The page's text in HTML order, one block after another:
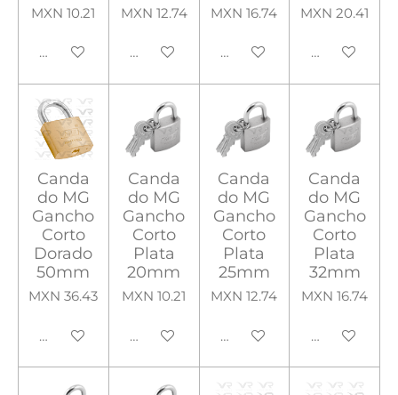
MXN 10.21
Añadir al carrito
MXN 12.74
Añadir al carrito
MXN 16.74
Añadir al carrito
MXN 20.41
Añadir al
Canda
do MG
Gancho
Corto
Dorado
50mm
MXN 36.43
Añadir al carrito
Canda
do MG
Gancho
Corto
Plata
20mm
MXN 10.21
Añadir al carrito
Canda
do MG
Gancho
Corto
Plata
25mm
MXN 12.74
Añadir al carrito
Canda
do MG
Gancho
Corto
Plata
32mm
MXN 16.74
Añadir al